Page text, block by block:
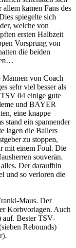
kamen Fans des
spiegelte sich
welche von
ersten Halbzeit
Vorsprung von
die beiden
Mannen von Coach
sehr viel besser als
04 einige gute
und BAYER
eine knappe
stand ein spannender
lagen die Ballers
zu stoppen,
mit einem Foul. Die
souverän.
Der daraufhin
und so verloren die
Maus. Der
Korbvorlagen. Auch
auf. Bester TSV-
Rebounds)